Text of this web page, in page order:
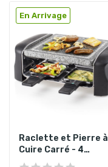
En Arrivage
Raclette et Pierre à
Cuire Carré - 4
Poêlons...